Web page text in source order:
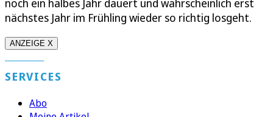
noch ein halbes Jahr dauert und wahrscheinlich erst
nächstes Jahr im Frühling wieder so richtig losgeht.
ANZEIGE X
SERVICES
Abo